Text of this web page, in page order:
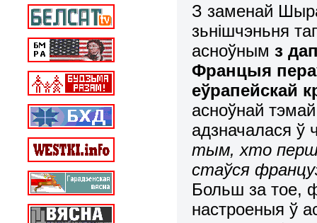
З заменай
зьнішчэньня
асноўным з
Францыя
еўрапейскай
асноўнай
адзначалася ў
тым, хто
стаўся
Больш за тое,
настроеныя ў